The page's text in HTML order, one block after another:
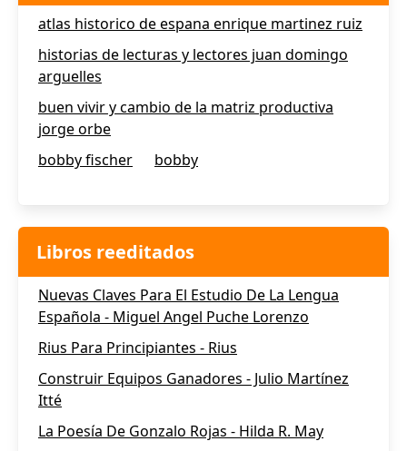
atlas historico de espana enrique martinez ruiz
historias de lecturas y lectores juan domingo
arguelles
buen vivir y cambio de la matriz productiva
jorge orbe
bobby fischer
bobby
Libros reeditados
Nuevas Claves Para El Estudio De La Lengua
Española - Miguel Angel Puche Lorenzo
Rius Para Principiantes - Rius
Construir Equipos Ganadores - Julio Martínez
Itté
La Poesía De Gonzalo Rojas - Hilda R. May